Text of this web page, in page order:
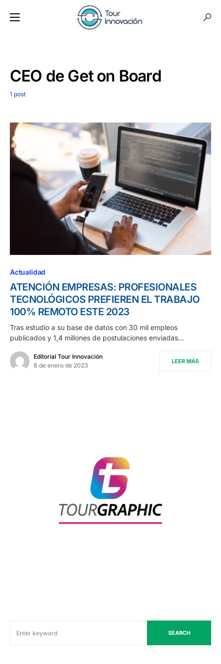
CEO de Get on Board
1 post
Actualidad
ATENCIÓN EMPRESAS: PROFESIONALES
TECNOLÓGICOS PREFIEREN EL TRABAJO
100% REMOTO ESTE 2023
Tras estudio a su base de datos con 30 mil empleos
publicados y 1,4 millones de postulaciones enviadas…
Editorial Tour Innovación
8 de enero de 2023
LEER MÁS
SEARCH